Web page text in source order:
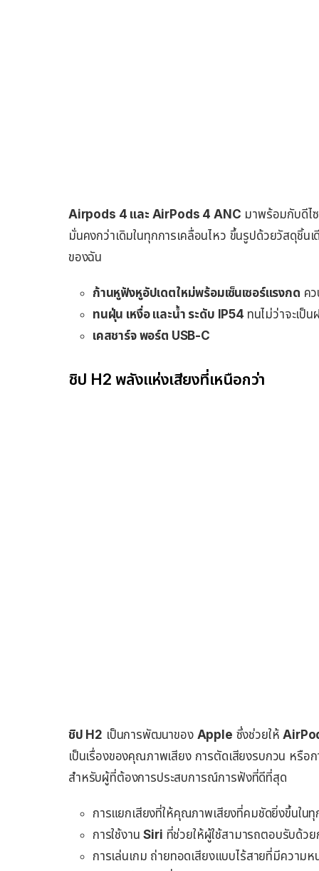
Airpods 4 และ AirPods 4 ANC มาพร้อมกับดีไ
มั่นคงกว่าเดิมในทุกการเคลื่อนไหว ขึ้นรูปด้วยวัสดุชิ้นเ
ของฉัน
ก้านหูฟังหูอัปเดตใหม่พร้อมเซ็นเซอร์แรงกด ค
ทนฝุ่น เหงื่อ และน้ำ ระดับ IP54 ทนไม่ว่าจะเป็
เคสชาร์จ พอร์ต USB-C
ชิป H2 พลังแห่งเสียงที่เหนือกว่า
ชิป H2 เป็นการพัฒนาของ Apple ซึ่งช่วยให้
เป็นเรื่องของคุณภาพเสียง การตัดเสียงรบกวน หรือ
สำหรับผู้ที่ต้องการประสบการณ์การฟังที่ดีที่สุด
การแยกเสียงที่ให้คุณภาพเสียงที่คมชัดยิ่งขึ้นใน
การใช้งานSiri ที่ช่วยให้ผู้ใช้สามารถตอบรับด้ว
การเล่นเกม ถ่ายทอดเสียงแบบไร้สายที่มีควา